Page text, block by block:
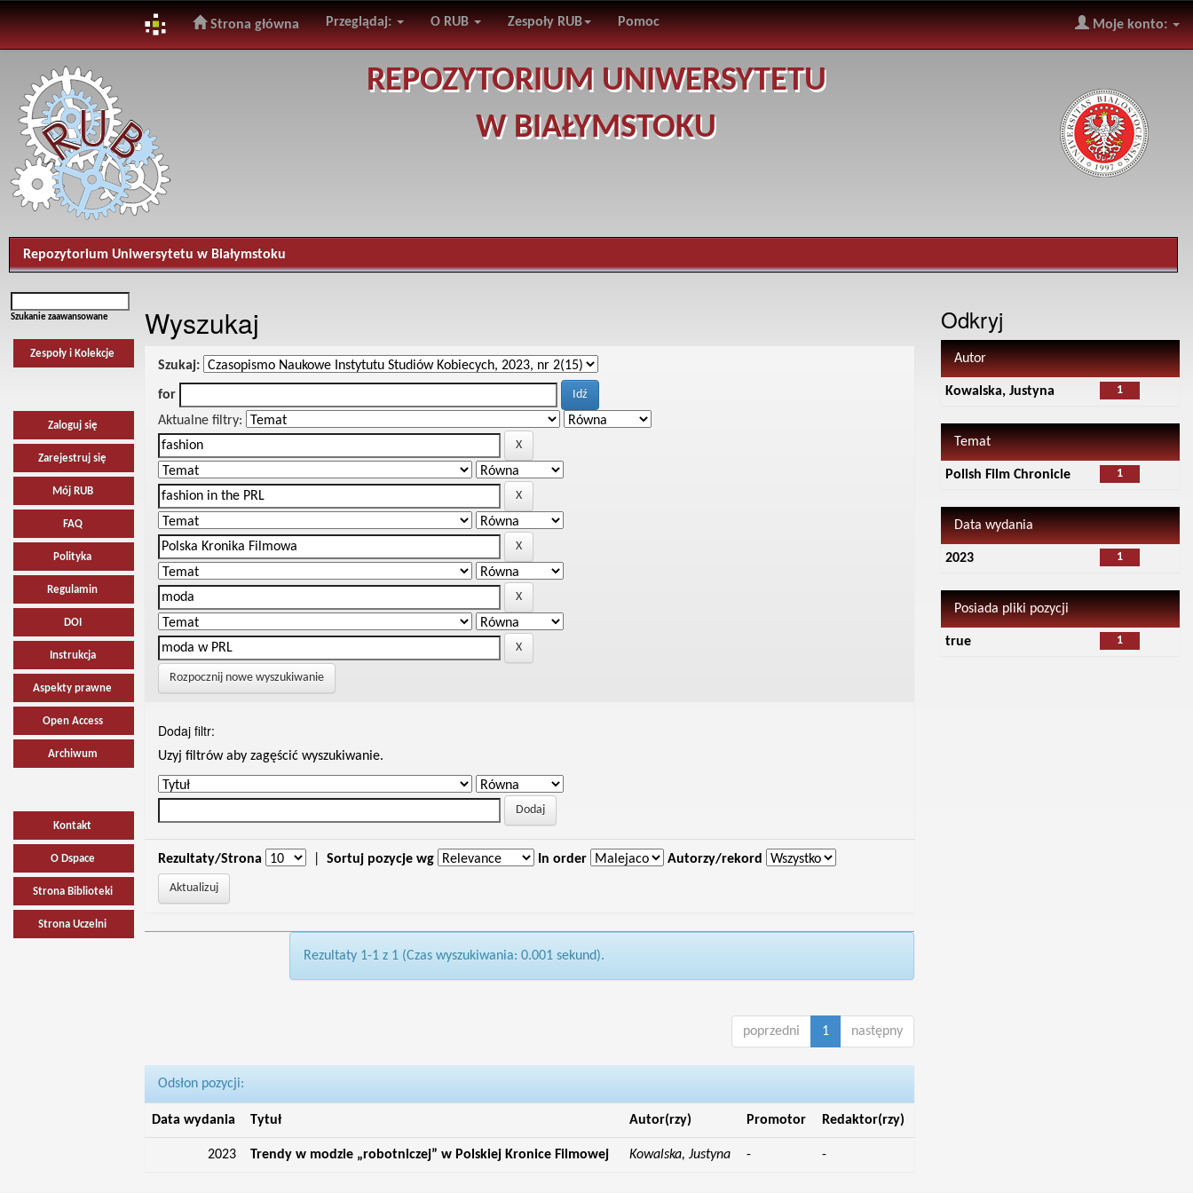
navigation
Strona główna Przeglądaj: O RUB Zespoły RUB Pomoc Moje konto:
REPOZYTORIUM UNIWERSYTETU
W BIAŁYMSTOKU
Repozytorium Uniwersytetu w Białymstoku
Szukanie zaawansowane
Zespoły i Kolekcje
Zaloguj się
Zarejestruj się
Mój RUB
FAQ
Polityka
Regulamin
DOI
Instrukcja
Aspekty prawne
Open Access
Archiwum
Kontakt
O Dspace
Strona Biblioteki
Strona Uczelni
Wyszukaj
Szukaj:
for
Aktualne filtry:
Rozpocznij nowe wyszukiwanie
Dodaj filtr:
Uzyj filtrów aby zagęścić wyszukiwanie.
Rezultaty/Strona Sortuj pozycje wg In order Autorzy/rekord
Rezultaty 1-1 z 1 (Czas wyszukiwania: 0.001 sekund).
poprzedni 1 następny
Odsłon pozycji:
Data wydania Tytuł Autor(rzy) Promotor Redaktor(rzy)
2023 Trendy w modzie „robotniczej” w Polskiej Kronice Filmowej Kowalska, Justyna - -
Odkryj
Autor
1
Kowalska, Justyna
Temat
1
Polish Film Chronicle
Data wydania
1
2023
Posiada pliki pozycji
1
true